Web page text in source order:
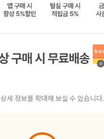
상세 정보를 확대해 보실 수 있습니다.